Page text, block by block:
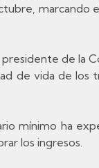
marcando
de la
de vida de los
mínimo ha
los ingresos.